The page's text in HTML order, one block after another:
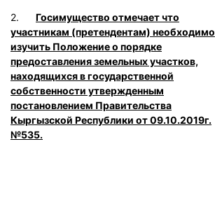
2. Госимущество отмечает что
участникам (претендентам) необходимо
изучить Положение о порядке
предоставления земельных участков,
находящихся в государственной
собственности утвержденным
постановлением Правительства
Кыргызской Республики от 09.10.2019г.
№535.